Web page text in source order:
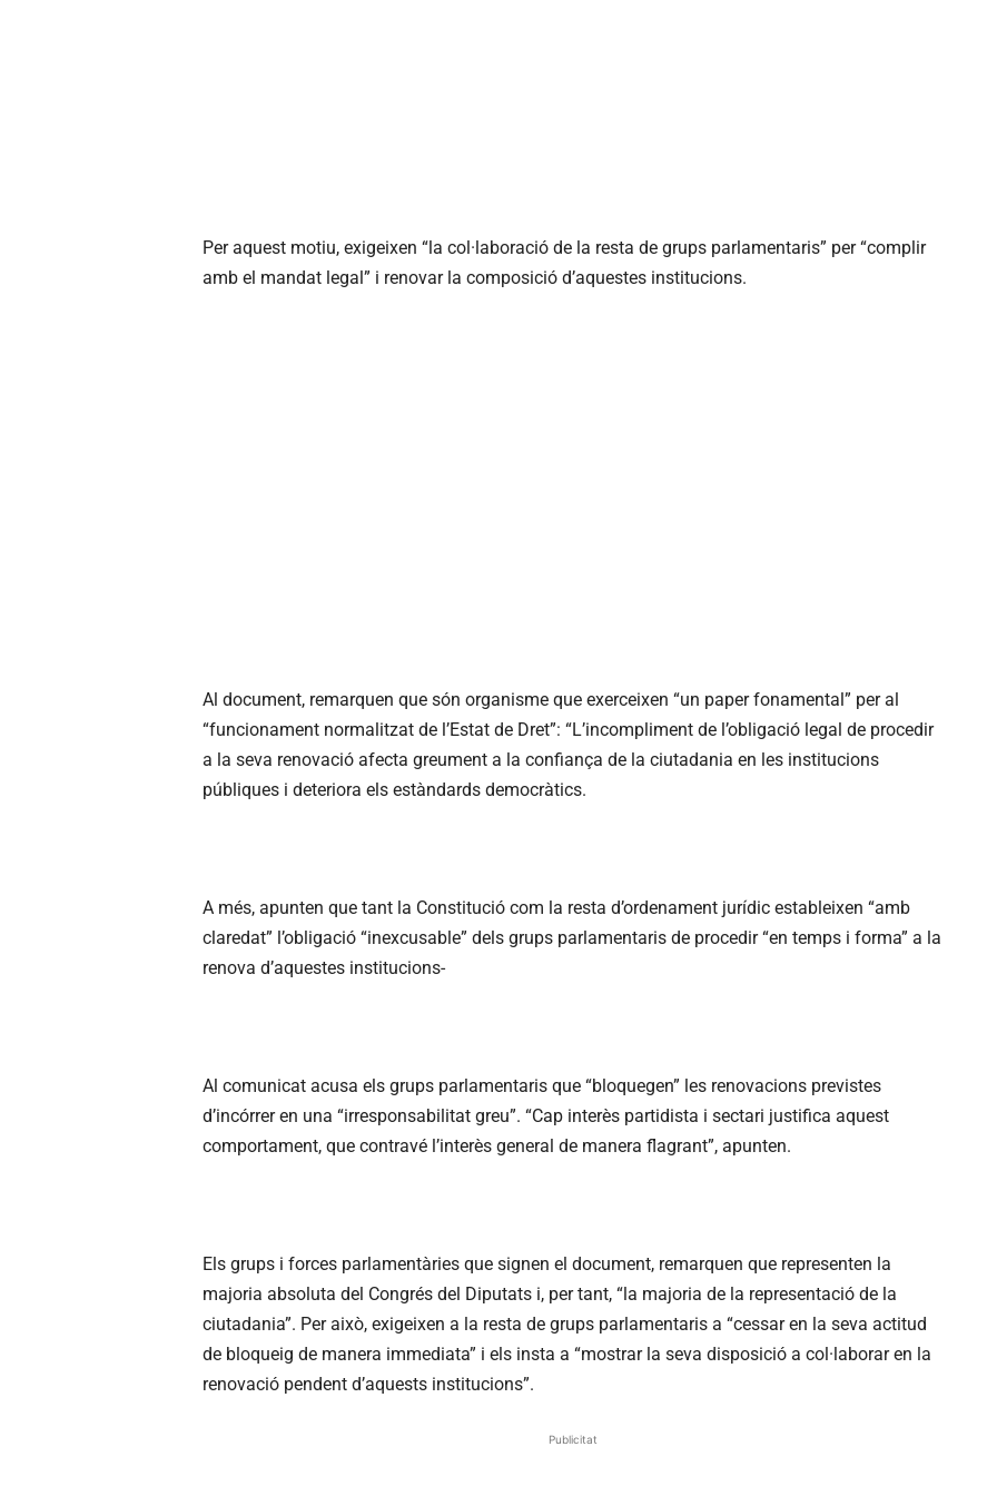
Per aquest motiu, exigeixen “la col·laboració de la resta de grups parlamentaris” per “complir
amb el mandat legal” i renovar la composició d’aquestes institucions.
Al document, remarquen que són organisme que exerceixen “un paper fonamental” per al
“funcionament normalitzat de l’Estat de Dret”: “L’incompliment de l’obligació legal de procedir
a la seva renovació afecta greument a la confiança de la ciutadania en les institucions
públiques i deteriora els estàndards democràtics.
A més, apunten que tant la Constitució com la resta d’ordenament jurídic estableixen “amb
claredat” l’obligació “inexcusable” dels grups parlamentaris de procedir “en temps i forma” a la
renova d’aquestes institucions-
Al comunicat acusa els grups parlamentaris que “bloquegen” les renovacions previstes
d’incórrer en una “irresponsabilitat greu”. “Cap interès partidista i sectari justifica aquest
comportament, que contravé l’interès general de manera flagrant”, apunten.
Els grups i forces parlamentàries que signen el document, remarquen que representen la
majoria absoluta del Congrés del Diputats i, per tant, “la majoria de la representació de la
ciutadania”. Per això, exigeixen a la resta de grups parlamentaris a “cessar en la seva actitud
de bloqueig de manera immediata” i els insta a “mostrar la seva disposició a col·laborar en la
renovació pendent d’aquests institucions”.
Publicitat